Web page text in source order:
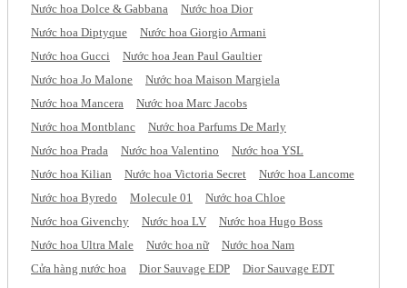
Nước hoa Dolce & Gabbana
Nước hoa Dior
Nước hoa Diptyque
Nước hoa Giorgio Armani
Nước hoa Gucci
Nước hoa Jean Paul Gaultier
Nước hoa Jo Malone
Nước hoa Maison Margiela
Nước hoa Mancera
Nước hoa Marc Jacobs
Nước hoa Montblanc
Nước hoa Parfums De Marly
Nước hoa Prada
Nước hoa Valentino
Nước hoa YSL
Nước hoa Kilian
Nước hoa Victoria Secret
Nước hoa Lancome
Nước hoa Byredo
Molecule 01
Nước hoa Chloe
Nước hoa Givenchy
Nước hoa LV
Nước hoa Hugo Boss
Nước hoa Ultra Male
Nước hoa nữ
Nước hoa Nam
Cửa hàng nước hoa
Dior Sauvage EDP
Dior Sauvage EDT